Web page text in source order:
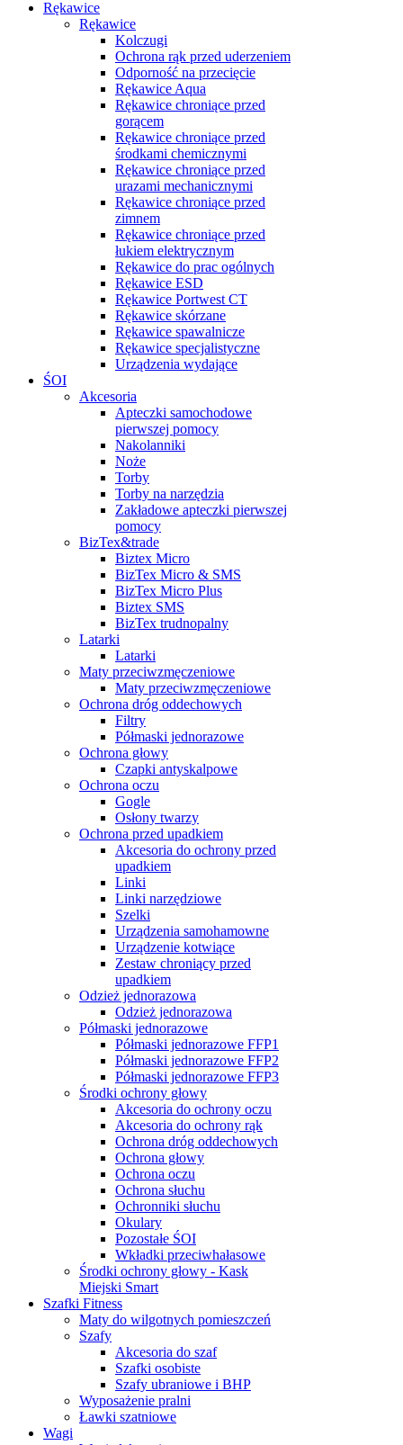
Rękawice
Rękawice
Kolczugi
Ochrona rąk przed uderzeniem
Odporność na przecięcie
Rękawice Aqua
Rękawice chroniące przed
gorącem
Rękawice chroniące przed
środkami chemicznymi
Rękawice chroniące przed
urazami mechanicznymi
Rękawice chroniące przed
zimnem
Rękawice chroniące przed
łukiem elektrycznym
Rękawice do prac ogólnych
Rękawice ESD
Rękawice Portwest CT
Rękawice skórzane
Rękawice spawalnicze
Rękawice specjalistyczne
Urządzenia wydające
ŚOI
Akcesoria
Apteczki samochodowe
pierwszej pomocy
Nakolanniki
Noże
Torby
Torby na narzędzia
Zakładowe apteczki pierwszej
pomocy
BizTex&trade
Biztex Micro
BizTex Micro & SMS
BizTex Micro Plus
Biztex SMS
BizTex trudnopalny
Latarki
Latarki
Maty przeciwzmęczeniowe
Maty przeciwzmęczeniowe
Ochrona dróg oddechowych
Filtry
Półmaski jednorazowe
Ochrona głowy
Czapki antyskalpowe
Ochrona oczu
Gogle
Osłony twarzy
Ochrona przed upadkiem
Akcesoria do ochrony przed
upadkiem
Linki
Linki narzędziowe
Szelki
Urządzenia samohamowne
Urządzenie kotwiące
Zestaw chroniący przed
upadkiem
Odzież jednorazowa
Odzież jednorazowa
Półmaski jednorazowe
Półmaski jednorazowe FFP1
Półmaski jednorazowe FFP2
Półmaski jednorazowe FFP3
Środki ochrony głowy
Akcesoria do ochrony oczu
Akcesoria do ochrony rąk
Ochrona dróg oddechowych
Ochrona głowy
Ochrona oczu
Ochrona słuchu
Ochronniki słuchu
Okulary
Pozostałe ŚOI
Wkładki przeciwhałasowe
Środki ochrony głowy - Kask
Miejski Smart
Szafki Fitness
Maty do wilgotnych pomieszczeń
Szafy
Akcesoria do szaf
Szafki osobiste
Szafy ubraniowe i BHP
Wyposażenie pralni
Ławki szatniowe
Wagi